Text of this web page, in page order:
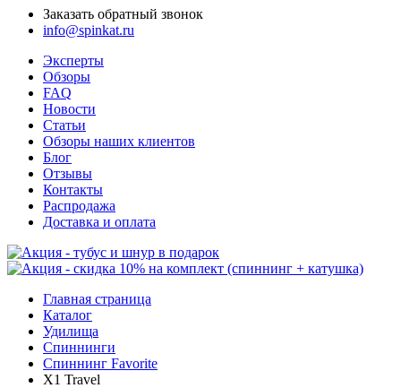
Заказать обратный звонок
info@spinkat.ru
Эксперты
Обзоры
FAQ
Новости
Статьи
Обзоры наших клиентов
Блог
Отзывы
Контакты
Распродажа
Доставка и оплата
Главная страница
Каталог
Удилища
Спиннинги
Спиннинг Favorite
X1 Travel